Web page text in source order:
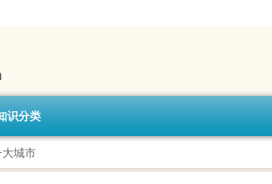
识分类
城市